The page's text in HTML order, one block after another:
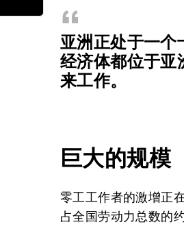
“
亚洲正处于一个
经济体都位于亚
来工作。
巨大的规模
零工工作者的激增正
占全国劳动力总数的约